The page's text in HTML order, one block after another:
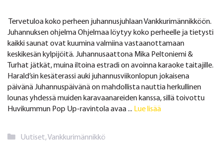
Tervetuloa koko perheen juhannusjuhlaan Vankkurimännikköön.
Juhannuksen ohjelma Ohjelmaa löytyy koko perheelle ja tietysti
kaikki saunat ovat kuumina valmiina vastaanottamaan
keskikesän kylpijöitä. Juhannusaattona Mika Peltoniemi &
Turhat jätkät, muina iltoina estradi on avoinna karaoke taitajille.
Harald’sin kesäterassi auki juhannusviikonlopun jokaisena
päivänä Juhannuspäivänä on mahdollista nauttia herkullinen
lounas yhdessä muiden karavaanareiden kanssa, sillä toivottu
Huvikummun Pop Up-ravintola avaa ... Lue lisää
Kategoriat
Uutiset,Vankkurimännikkö